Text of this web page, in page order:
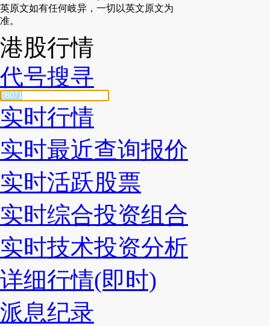
英原文如有任何岐异，一切以英文原文为
准。
港股行情
代号搜寻
实时行情
实时最近查询报价
实时活跃股票
实时综合投资组合
实时技术投资分析
详细行情(即时)
派息纪录